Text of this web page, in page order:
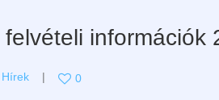
információk
Hírek 0